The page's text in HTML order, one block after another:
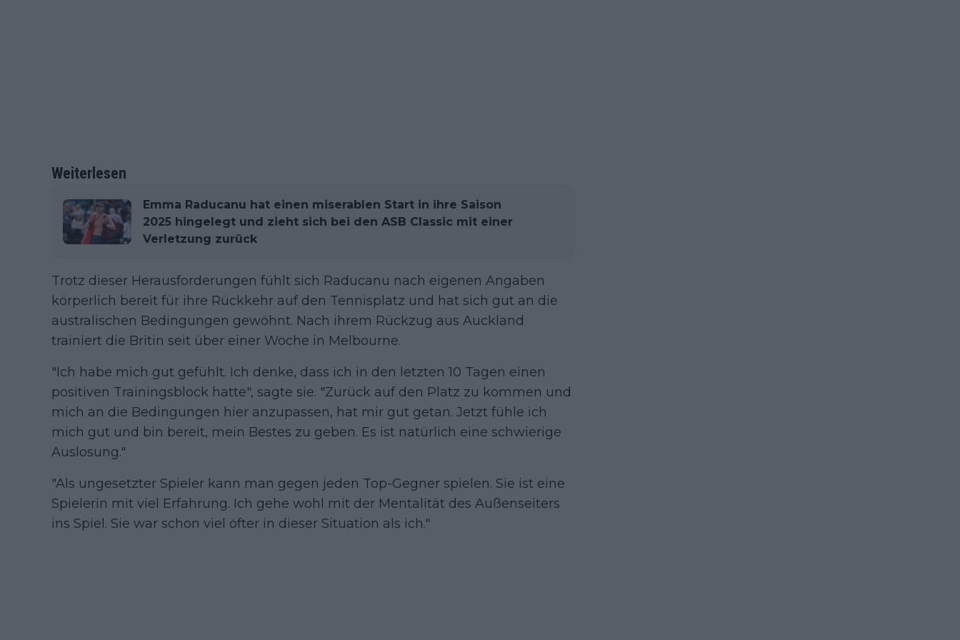
Weiterlesen
Emma Raducanu hat einen miserablen Start in ihre Saison
2025 hingelegt und zieht sich bei den ASB Classic mit einer
Verletzung zurück
Trotz dieser Herausforderungen fühlt sich Raducanu nach eigenen Angaben
körperlich bereit für ihre Rückkehr auf den Tennisplatz und hat sich gut an die
australischen Bedingungen gewöhnt. Nach ihrem Rückzug aus Auckland
trainiert die Britin seit über einer Woche in Melbourne.
"Ich habe mich gut gefühlt. Ich denke, dass ich in den letzten 10 Tagen einen
positiven Trainingsblock hatte", sagte sie. "Zurück auf den Platz zu kommen und
mich an die Bedingungen hier anzupassen, hat mir gut getan. Jetzt fühle ich
mich gut und bin bereit, mein Bestes zu geben. Es ist natürlich eine schwierige
Auslosung."
"Als ungesetzter Spieler kann man gegen jeden Top-Gegner spielen. Sie ist eine
Spielerin mit viel Erfahrung. Ich gehe wohl mit der Mentalität des Außenseiters
ins Spiel. Sie war schon viel öfter in dieser Situation als ich."